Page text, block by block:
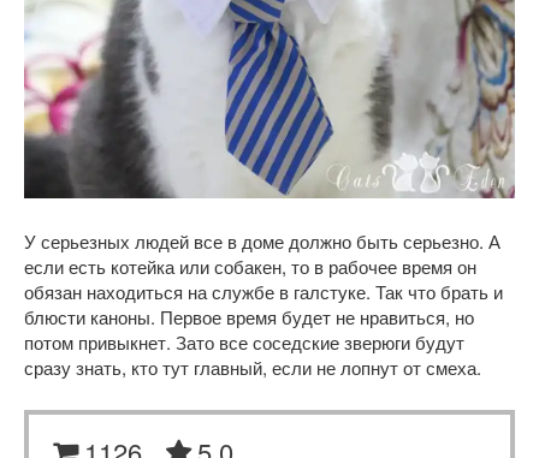
У серьезных людей все в доме должно быть серьезно. А
если есть котейка или собакен, то в рабочее время он
обязан находиться на службе в галстуке. Так что брать и
блюсти каноны. Первое время будет не нравиться, но
потом привыкнет. Зато все соседские зверюги будут
сразу знать, кто тут главный, если не лопнут от смеха.